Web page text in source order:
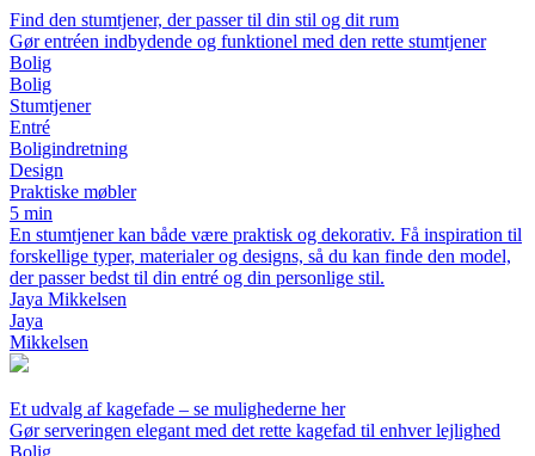
Find den stumtjener, der passer til din stil og dit rum
Gør entréen indbydende og funktionel med den rette stumtjener
Bolig
Bolig
Stumtjener
Entré
Boligindretning
Design
Praktiske møbler
5 min
En stumtjener kan både være praktisk og dekorativ. Få inspiration til
forskellige typer, materialer og designs, så du kan finde den model,
der passer bedst til din entré og din personlige stil.
Jaya Mikkelsen
Jaya
Mikkelsen
Et udvalg af kagefade – se mulighederne her
Gør serveringen elegant med det rette kagefad til enhver lejlighed
Bolig